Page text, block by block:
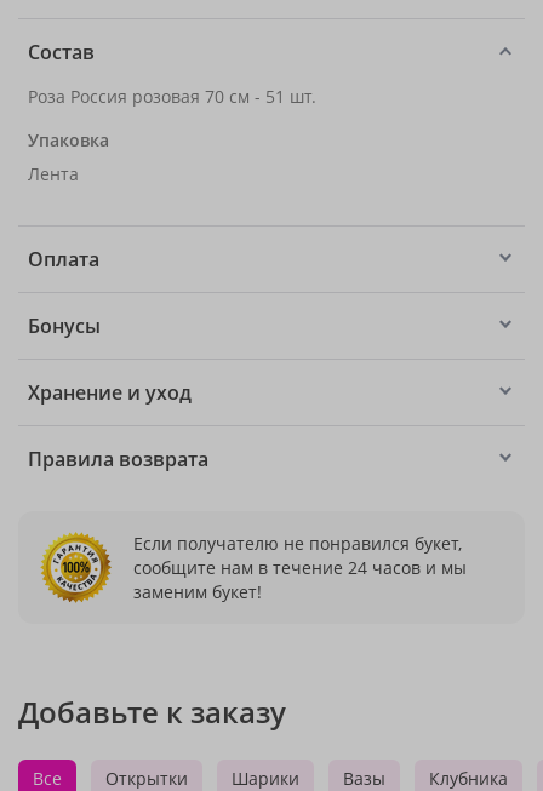
Состав
Роза Россия розовая 70 см - 51 шт.
Упаковка
Лента
Оплата
Бонусы
Хранение и уход
Правила возврата
Если получателю не понравился букет,
сообщите нам в течение 24 часов и мы
заменим букет!
Добавьте к заказу
Все Открытки Шарики Вазы Клубника